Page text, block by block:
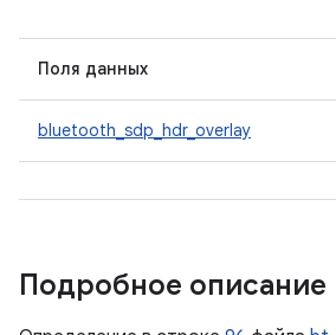
Поля данных
bluetooth_sdp_hdr_overlay
Подробное описание